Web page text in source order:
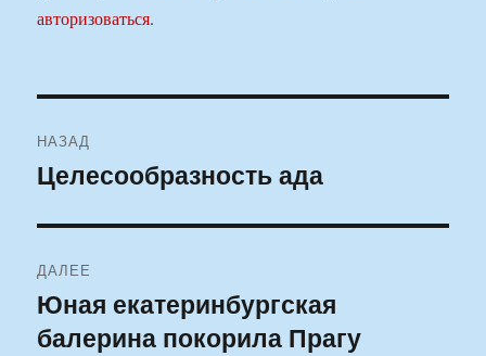
авторизоваться.
по
НАЗАД
Предыдущая
Целесообразность ада
ДАЛЕЕ
Следующая
запись:
Юная екатеринбургская
балерина покорила Прагу